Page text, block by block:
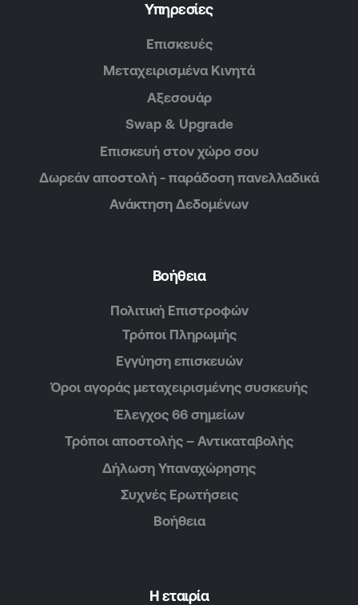
Υπηρεσίες
Επισκευές
Μεταχειρισμένα Κινητά
Αξεσουάρ
Swap & Upgrade
Επισκευή στον χώρο σου
Δωρεάν αποστολή - παράδοση πανελλαδικά
Ανάκτηση Δεδομένων
Βοήθεια
Πολιτική Επιστροφών
Τρόποι Πληρωμής
Εγγύηση επισκευών
Όροι αγοράς μεταχειρισμένης συσκευής
Έλεγχος 66 σημείων
Τρόποι αποστολής – Αντικαταβολής
Δήλωση Υπαναχώρησης
Συχνές Ερωτήσεις
Βοήθεια
Η εταιρία